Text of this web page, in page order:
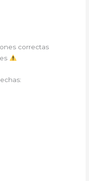
correctas